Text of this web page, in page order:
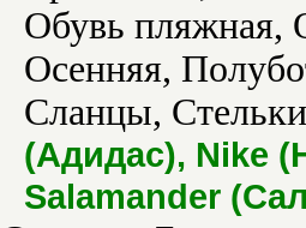
Обувь пляжная,
Осенняя,
Сланцы,
(Адидас), Nike
Salamander